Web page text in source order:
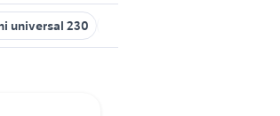
universal 230